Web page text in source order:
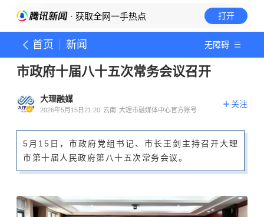
· 获取全网一手热点 打开
首页 新闻 无障碍
市政府十届八十五次常务会议召开
大理融媒
2026年5月15日21:20 云南 大理市融媒体中心官方账号
关注
5月15日，市政府党组书记、市长王剑主持召开大理
市第十届人民政府第八十五次常务会议。